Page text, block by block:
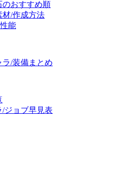
のおすすめ順
材/作成方法
能
/装備まとめ
ジョブ早見表